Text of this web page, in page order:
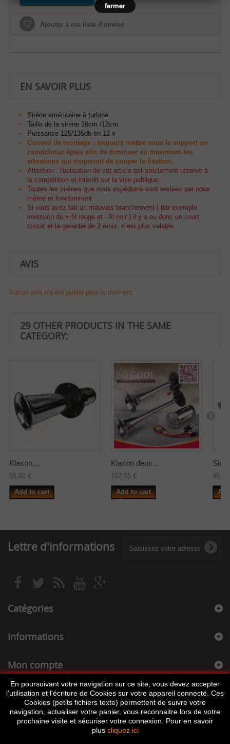
Ajouter à ma liste d'envies
EN SAVOIR PLUS
Sirène américaine à turbine
Taille de la sirène 16cm /12cm
Puissance 125/135db en 12 v
Conseil de montage : toujours mettre sous le support un
caoutchouc épais afin de diminuer au maximum les
vibrations qui risquerait de couper la fixation.
Attention : l 'utilisation de cet article est strictement réservé à
la compétition et interdit sur la voie publique.
Toutes les sirènes que nous expédions sont testées par nous
même et fonctionnent
Si vous avez fait un mauvais branchement ( par exemple
inversion du + fil rouge et - fil noir ) il y a eu donc un court
circuit et la garantie de 3 mois, n´est plus valable.
AVIS
Aucun avis n'a été publié pour le moment.
29 OTHER PRODUCTS IN THE SAME
CATEGORY:
Klaxon,...
55,50 €
Add to cart
Klaxon deux...
152,05 €
Add to cart
Lettre d'informations
Catégories
Informations
Mon compte
Informations sur votre boutique
En poursuivant votre navigation sur ce site, vous devez accepter
l’utilisation et l'écriture de Cookies sur votre appareil connecté. Ces
Cookies (petits fichiers texte) permettent de suivre votre
navigation, actualiser votre panier, vous reconnaitre lors de votre
prochaine visite et sécuriser votre connexion. Pour en savoir
plus cliquez ici
fermer